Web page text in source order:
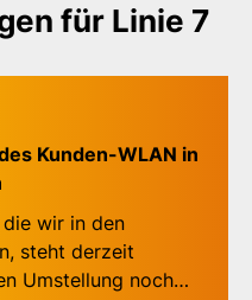
für Linie 7
für
Kunden-WLAN in
die wir in den
steht derzeit
Umstellung noch